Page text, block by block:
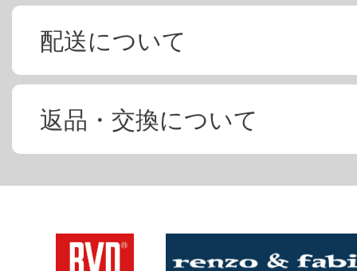
配送について
返品・交換について